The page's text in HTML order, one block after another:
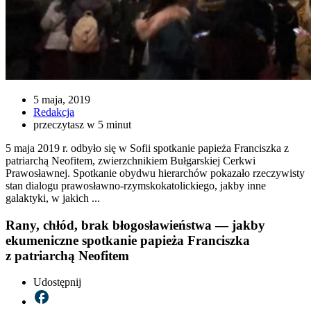
5 maja, 2019
Redakcja
przeczytasz w 5 minut
5 maja 2019 r. odbyło się w Sofii spotkanie papieża Franciszka z
patriarchą Neofitem, zwierzchnikiem Bułgarskiej Cerkwi
Prawosławnej. Spotkanie obydwu hierarchów pokazało rzeczywisty
stan dialogu prawosławno-rzymskokatolickiego, jakby inne
galaktyki, w jakich ...
Rany, chłód, brak błogosławieństwa — jakby
ekumeniczne spotkanie papieża Franciszka
z patriarchą Neofitem
Udostępnij